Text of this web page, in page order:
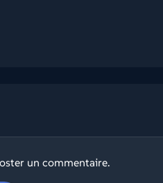
un commentaire.